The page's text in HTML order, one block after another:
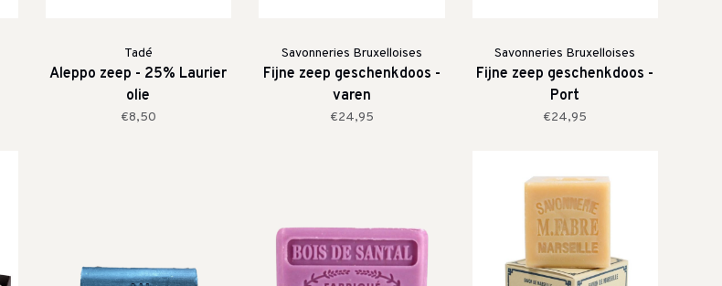
Tadé
Aleppo zeep - 25% Laurier
olie
€8,50
Savonneries Bruxelloises
Fijne zeep geschenkdoos -
varen
€24,95
Savonneries Bruxelloises
Fijne zeep geschenkdoos -
Port
€24,95